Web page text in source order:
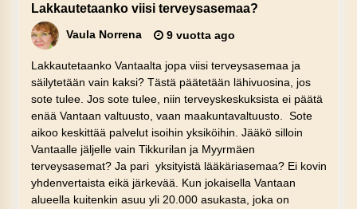
Lakkautetaanko viisi terveysasemaa?
Vaula Norrena 9 vuotta ago
Lakkautetaanko Vantaalta jopa viisi terveysasemaa ja
säilytetään vain kaksi? Tästä päätetään lähivuosina, jos
sote tulee. Jos sote tulee, niin terveyskeskuksista ei päätä
enää Vantaan valtuusto, vaan maakuntavaltuusto. Sote
aikoo keskittää palvelut isoihin yksiköihin. Jääkö silloin
Vantaalle jäljelle vain Tikkurilan ja Myyrmäen
terveysasemat? Ja pari yksityistä lääkäriasemaa? Ei kovin
yhdenvertaista eikä järkevää. Kun jokaisella Vantaan
alueella kuitenkin asuu yli 20.000 asukasta, joka on